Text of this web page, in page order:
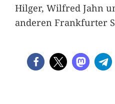
Hilger, Wilfred Jahn
anderen Frankfurter